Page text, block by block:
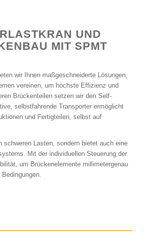
UND
MIT SPMT
wir Ihnen maßgeschneiderte Lösungen,
vereinen, um höchste Effizienz und
Brückenteilen setzen wir den Self-
selbstfahrende Transporter ermöglicht
und Fertigteilen, selbst auf
Lasten, sondern bietet auch eine
Mit der individuellen Steuerung der
um Brückenelemente millimetergenau